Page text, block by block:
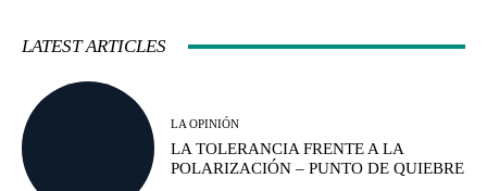
LATEST ARTICLES
LA OPINIÓN
LA TOLERANCIA FRENTE A LA
POLARIZACIÓN – PUNTO DE QUIEBRE